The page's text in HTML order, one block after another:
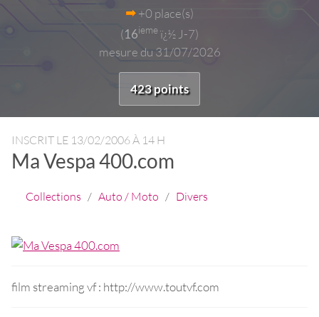
+0 place(s)
(16iemeï¿½ J-7)
mesure du 31/07/2026
423 points
INSCRIT LE 13/02/2006 À 14 H
Ma Vespa 400.com
Collections / Auto / Moto / Divers
film streaming vf : http://www.toutvf.com